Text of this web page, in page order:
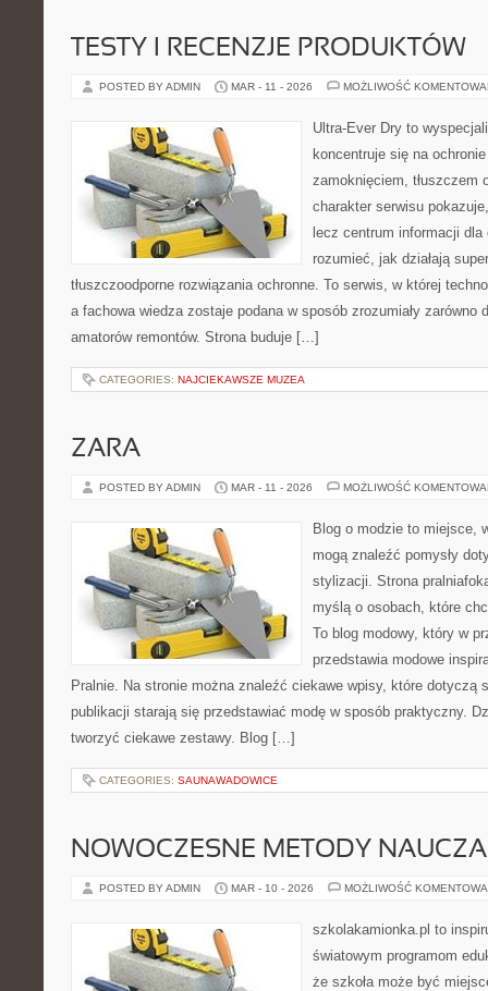
TESTY I RECENZJE PRODUKTÓW
POSTED BY ADMIN MAR - 11 - 2026 MOŻLIWOŚĆ
Ultra-Ever Dry to
koncentruje się na
zamoknięciem, tłuszczem
charakter serwisu
lecz centrum informacji
rozumieć, jak działają
tłuszczoodporne rozwiązania ochronne. To serwis, w której
a fachowa wiedza zostaje podana w sposób zrozumiały zarówno
amatorów remontów. Strona buduje […]
CATEGORIES: NAJCIEKAWSZE MUZEA
ZARA
POSTED BY ADMIN MAR - 11 - 2026 MOŻLIWOŚĆ
Blog o modzie to miejsce,
mogą znaleźć pomysły
stylizacji. Strona
myślą o osobach, które
To blog modowy, który w
przedstawia modowe
Pralnie. Na stronie można znaleźć ciekawe wpisy, które dotyczą
publikacji starają się przedstawiać modę w sposób praktyczny.
tworzyć ciekawe zestawy. Blog […]
CATEGORIES: SAUNAWADOWICE
NOWOCZESNE METODY
POSTED BY ADMIN MAR - 10 - 2026 MOŻLIWOŚĆ
szkolakamionka.pl to
światowym programom
że szkoła może być